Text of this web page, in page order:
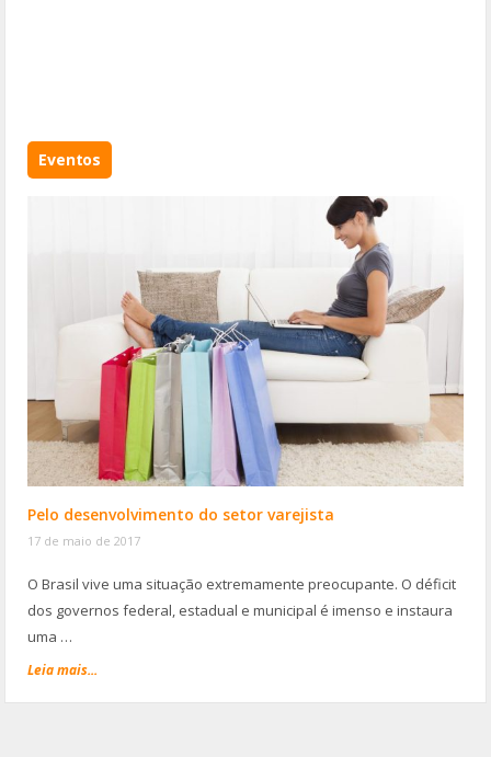
Eventos
Pelo desenvolvimento do setor varejista
17 de maio de 2017
O Brasil vive uma situação extremamente preocupante. O déficit
dos governos federal, estadual e municipal é imenso e instaura
uma …
Leia mais...